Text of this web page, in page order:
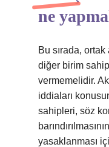
ne
Bu sırada,
diğer birim
vermemelidir.
iddiaları
sahipleri, söz
yasaklanması